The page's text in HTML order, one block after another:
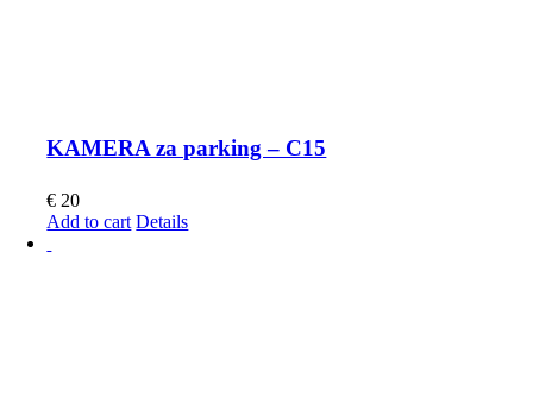
KAMERA za parking – C15
€ 20
Add to cart Details